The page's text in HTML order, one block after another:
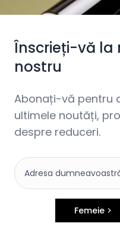
Înscrieți-vă
nostru
Abonați-vă pentru
ultimele noutăți,
despre reduceri.
Femeie